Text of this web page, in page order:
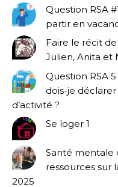
Question RSA
partir en
Faire le récit
Julien, Anita et
Question RSA
dois-je
d’activité ?
Se loger 1
Santé mentale
ressources sur
2025